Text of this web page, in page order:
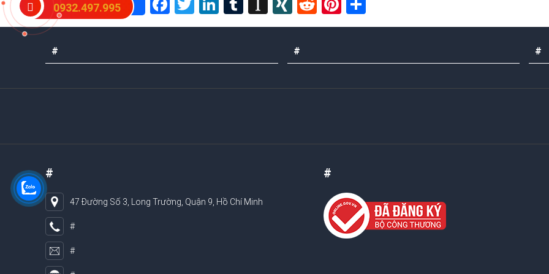
Share
# # #
#
47 Đường Số 3, Long Trường, Quận 9, Hồ Chí Minh
#
#
#
0932.497.995